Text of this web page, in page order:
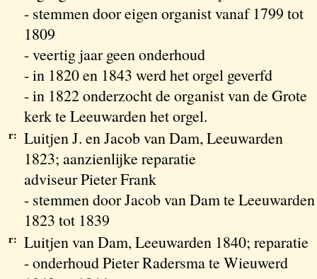
- stemmen door eigen organist vanaf 1799 tot
1809
- veertig jaar geen onderhoud
- in 1820 en 1843 werd het orgel geverfd
- in 1822 onderzocht de organist van de Grote
kerk te Leeuwarden het orgel.
r: Luitjen J. en Jacob van Dam, Leeuwarden
1823; aanzienlijke reparatie
adviseur Pieter Frank
- stemmen door Jacob van Dam te Leeuwarden
1823 tot 1839
r: Luitjen van Dam, Leeuwarden 1840; reparatie
- onderhoud Pieter Radersma te Wieuwerd